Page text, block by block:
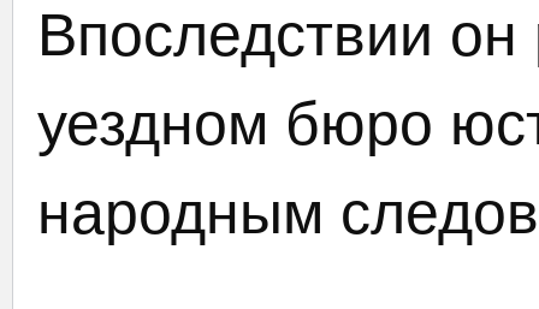
Впоследствии
уездном бюро
народным